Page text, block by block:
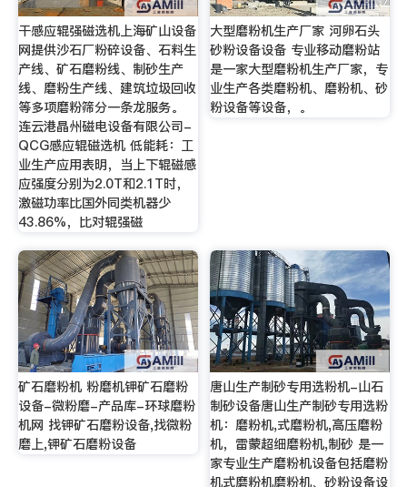
干感应辊强磁选机上海矿山设备
网提供沙石厂粉碎设备、石料生
产线、矿石磨粉线、制砂生产
线、磨粉生产线、建筑垃圾回收
等多项磨粉筛分一条龙服务。
连云港晶州磁电设备有限公司-
QCG感应辊磁选机 低能耗：工
业生产应用表明，当上下辊磁感
应强度分别为2.0T和2.1T时，
激磁功率比国外同类机器少
43.86%，比对辊强磁
大型磨粉机生产厂家 河卵石头
砂粉设备设备 专业移动磨粉站
是一家大型磨粉机生产厂家，专
业生产各类磨粉机、磨粉机、砂
粉设备等设备，。
矿石磨粉机 粉磨机钾矿石磨粉
设备-微粉磨-产品库-环球磨粉
机网 找钾矿石磨粉设备,找微粉
磨上,钾矿石磨粉设备
唐山生产制砂专用选粉机-山石
制砂设备唐山生产制砂专用选粉
机：磨粉机,式磨粉机,高压磨粉
机，雷蒙超细磨粉机,制砂 是一
家专业生产磨粉机设备包括磨粉
机式磨粉机磨粉机、砂粉设备设